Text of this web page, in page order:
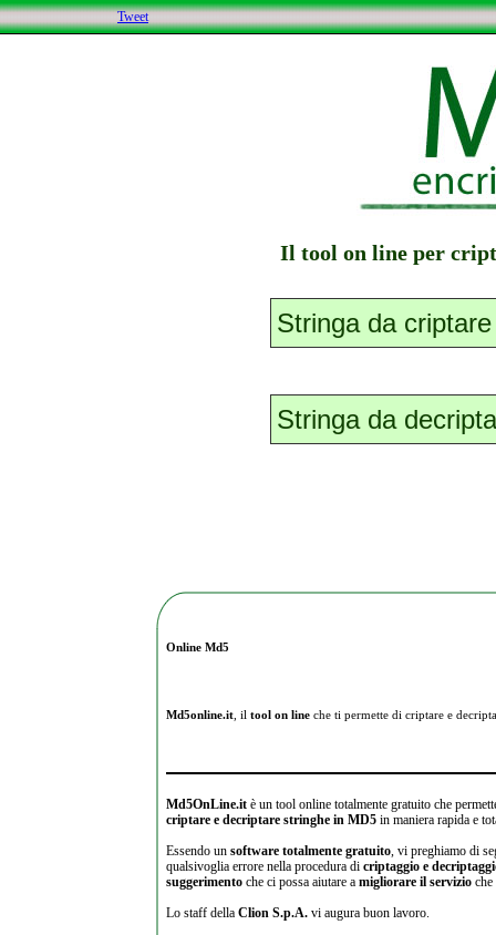
Tweet
Il tool on line per
Online Md5
Md5online.it, il tool on lineche ti permette di criptare e
Md5OnLine.itè un tool online totalmente gratuito che
criptare e decriptare stringhe in MD5in maniera rapida e
Essendo un software totalmente gratuito, vi preghiamo di
qualsivoglia errore nella procedura di criptaggio e
suggerimentoche ci possa aiutare a migliorare il servizioche
Lo staff della Clion S.p.A.vi augura buon lavoro.